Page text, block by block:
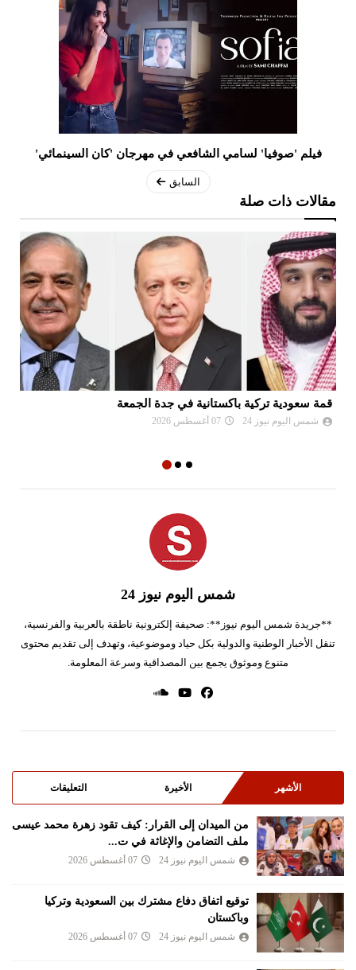
فيلم 'صوفيا' لسامي الشافعي في مهرجان 'كان السينمائي'
السابق
مقالات ذات صلة
قمة سعودية تركية باكستانية في جدة الجمعة
شمس اليوم نيوز 24 07 أغسطس 2026
شمس اليوم نيوز 24
**جريدة شمس اليوم نيوز**: صحيفة إلكترونية ناطقة بالعربية والفرنسية،
تنقل الأخبار الوطنية والدولية بكل حياد وموضوعية، وتهدف إلى تقديم محتوى
متنوع وموثوق يجمع بين المصداقية وسرعة المعلومة.
الأشهر الأخيرة التعليقات
من الميدان إلى القرار: كيف تقود زهرة محمد عيسى
ملف التضامن والإغاثة في ت...
شمس اليوم نيوز 24 07 أغسطس 2026
توقيع اتفاق دفاع مشترك بين السعودية وتركيا
وباكستان
شمس اليوم نيوز 24 07 أغسطس 2026